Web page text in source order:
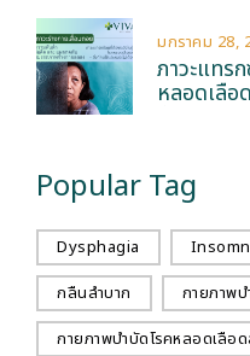
ภาวะแทร
หลอดเลือ
มกราคม 28,
Popular Tag
Dysphagia
กลืนลำบาก
กายภาพ
กายภาพบำบัดโรคหลอดเลือ